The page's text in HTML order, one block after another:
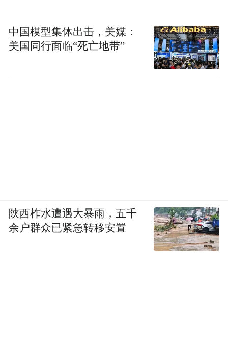
中国模型集体出击，美媒：
美国同行面临“死亡地带”
陕西柞水遭遇大暴雨，五千
余户群众已紧急转移安置